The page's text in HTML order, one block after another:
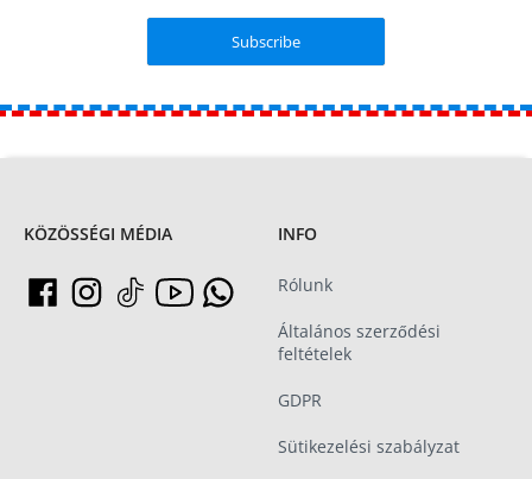
KÖZÖSSÉGI MÉDIA INFO
Rólunk
Általános szerződési
feltételek
GDPR
Sütikezelési szabályzat